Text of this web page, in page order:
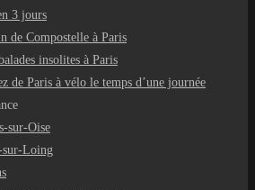
3 jours
de Compostelle à Paris
insolites à Paris
de Paris à vélo le temps d’une journée
sur-Oise
Loing